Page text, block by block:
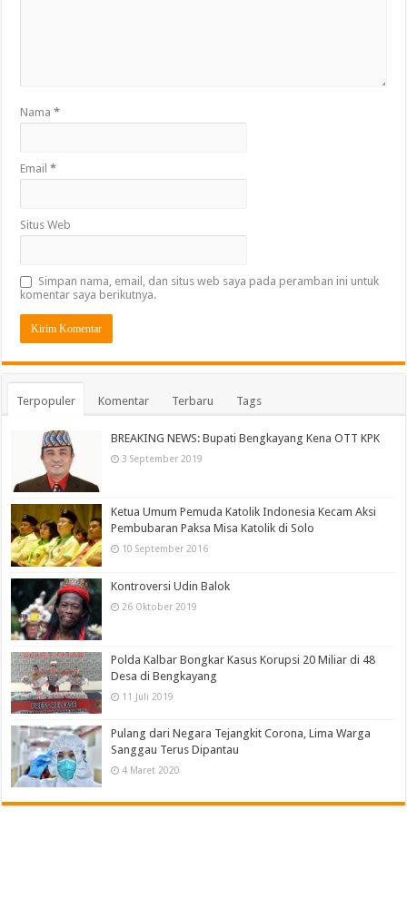
Nama*
Email*
Situs Web
Simpan nama, email, dan situs web saya pada peramban ini untuk
komentar saya berikutnya.
Terpopuler Komentar Terbaru Tags
BREAKING NEWS: Bupati Bengkayang Kena OTT KPK
3 September 2019
Ketua Umum Pemuda Katolik Indonesia Kecam Aksi
Pembubaran Paksa Misa Katolik di Solo
10 September 2016
Kontroversi Udin Balok
26 Oktober 2019
Polda Kalbar Bongkar Kasus Korupsi 20 Miliar di 48
Desa di Bengkayang
11 Juli 2019
Pulang dari Negara Tejangkit Corona, Lima Warga
Sanggau Terus Dipantau
4 Maret 2020